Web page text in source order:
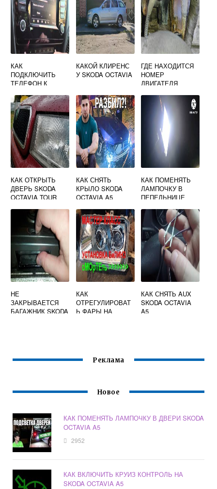
КАК
ПОДКЛЮЧИТЬ
ТЕЛЕФОН К
OCTAVIA A7
КАКОЙ КЛИРЕНС
У SKODA OCTAVIA
ГДЕ НАХОДИТСЯ
НОМЕР
ДВИГАТЕЛЯ
КАК ОТКРЫТЬ
ДВЕРЬ SKODA
OCTAVIA TOUR
КАК СНЯТЬ
КРЫЛО SKODA
OCTAVIA A5
КАК ПОМЕНЯТЬ
ЛАМПОЧКУ В
ПЕПЕЛЬНИЦЕ
A5
НЕ
ЗАКРЫВАЕТСЯ
БАГАЖНИК SKODA
КАК
ОТРЕГУЛИРОВАТ
Ь ФАРЫ НА
КАК СНЯТЬ AUX
SKODA OCTAVIA
A5
Реклама
Новое
КАК ПОМЕНЯТЬ ЛАМПОЧКУ В ДВЕРИ SKODA
OCTAVIA A5
2952
КАК ВКЛЮЧИТЬ КРУИЗ КОНТРОЛЬ НА
SKODA OCTAVIA A5